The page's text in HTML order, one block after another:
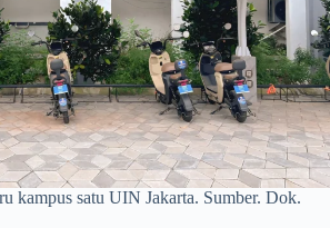
kampus satu UIN Jakarta. Sumber. Dok.